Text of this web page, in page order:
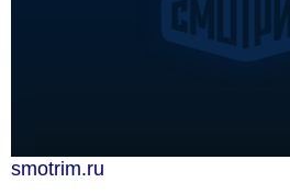
smotrim.ru